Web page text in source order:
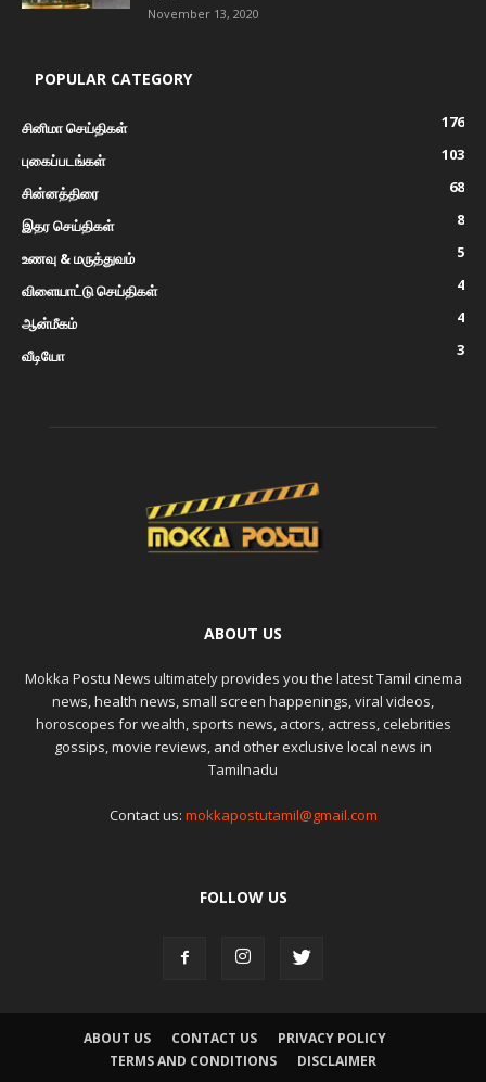
November 13, 2020
POPULAR CATEGORY
சினிமா செய்திகள்
176
புகைப்படங்கள்
103
சின்னத்திரை
68
இதர செய்திகள்
8
உணவு & மருத்துவம்
5
விளையாட்டு செய்திகள்
4
ஆன்மீகம்
4
வீடியோ
3
ABOUT US
Mokka Postu News ultimately provides you the latest Tamil cinema
news, health news, small screen happenings, viral videos,
horoscopes for wealth, sports news, actors, actress, celebrities
gossips, movie reviews, and other exclusive local news in
Tamilnadu
Contact us: mokkapostutamil@gmail.com
FOLLOW US
ABOUT US CONTACT US
PRIVACY POLICY
TERMS AND CONDITIONS
DISCLAIMER